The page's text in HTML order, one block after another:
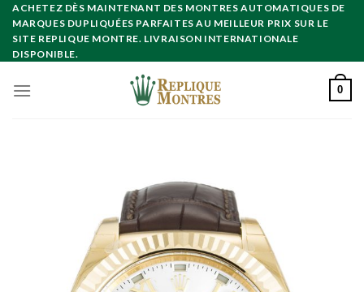
Skip
content
ACHETEZ DÈS MAINTENANT DES MONTRES AUTOMATIQUES DE
MARQUES DUPLIQUÉES PARFAITES AU MEILLEUR PRIX SUR LE
SITE REPLIQUE MONTRE. LIVRAISON INTERNATIONALE
DISPONIBLE.
0